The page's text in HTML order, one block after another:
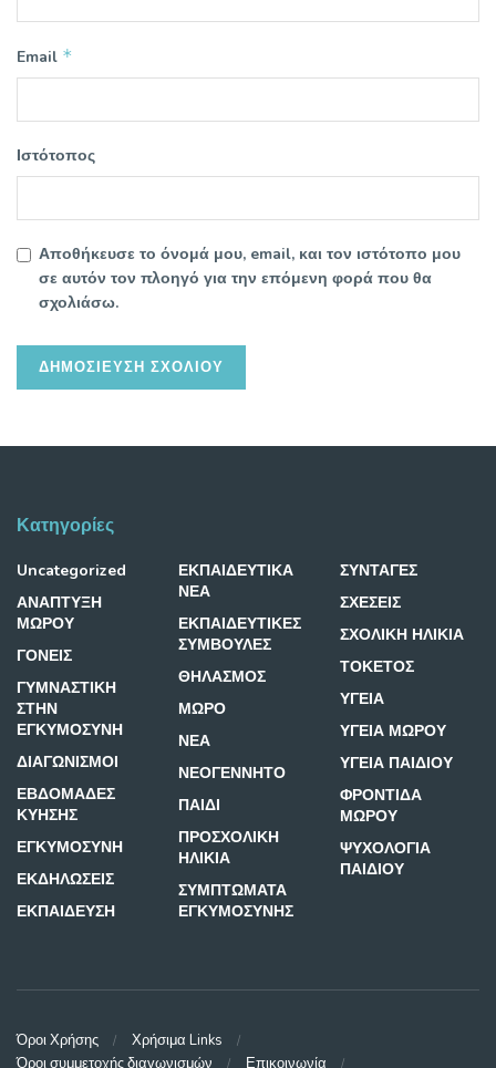
Email *
Ιστότοπος
Αποθήκευσε το όνομά μου, email, και τον ιστότοπο μου
σε αυτόν τον πλοηγό για την επόμενη φορά που θα
σχολιάσω.
Κατηγορίες
Uncategorized
ΑΝΑΠΤΥΞΗ
ΜΩΡΟΥ
ΓΟΝΕΙΣ
ΓΥΜΝΑΣΤΙΚΗ
ΣΤΗΝ
ΕΓΚΥΜΟΣΥΝΗ
ΔΙΑΓΩΝΙΣΜΟΙ
ΕΒΔΟΜΑΔΕΣ
ΚΥΗΣΗΣ
ΕΓΚΥΜΟΣΥΝΗ
ΕΚΔΗΛΩΣΕΙΣ
ΕΚΠΑΙΔΕΥΣΗ
ΕΚΠΑΙΔΕΥΤΙΚΑ
ΝΕΑ
ΕΚΠΑΙΔΕΥΤΙΚΕΣ
ΣΥΜΒΟΥΛΕΣ
ΘΗΛΑΣΜΟΣ
ΜΩΡΟ
ΝΕΑ
ΝΕΟΓΕΝΝΗΤΟ
ΠΑΙΔΙ
ΠΡΟΣΧΟΛΙΚΗ
ΗΛΙΚΙΑ
ΣΥΜΠΤΩΜΑΤΑ
ΕΓΚΥΜΟΣΥΝΗΣ
ΣΥΝΤΑΓΕΣ
ΣΧΕΣΕΙΣ
ΣΧΟΛΙΚΗ ΗΛΙΚΙΑ
ΤΟΚΕΤΟΣ
ΥΓΕΙΑ
ΥΓΕΙΑ ΜΩΡΟΥ
ΥΓΕΙΑ ΠΑΙΔΙΟΥ
ΦΡΟΝΤΙΔΑ
ΜΩΡΟΥ
ΨΥΧΟΛΟΓΙΑ
ΠΑΙΔΙΟΥ
Όροι Χρήσης
Χρήσιμα Links
Όροι συμμετοχής διαγωνισμών
Επικοινωνία